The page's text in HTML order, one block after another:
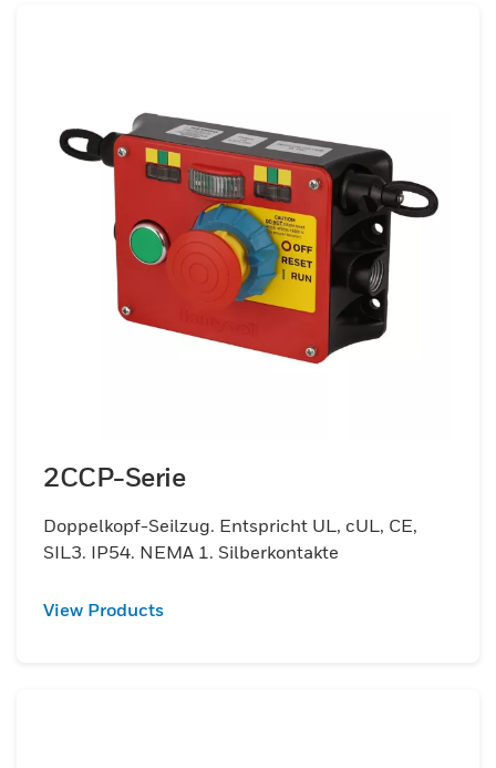
2CCP-Serie
Doppelkopf-Seilzug. Entspricht UL, cUL, CE,
SIL3. IP54. NEMA 1. Silberkontakte
View Products